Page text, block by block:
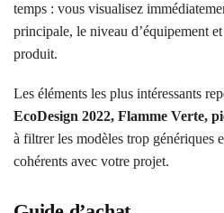
temps : vous visualisez
principale, le niveau d’équipement
produit.
Les éléments les plus intéressants
EcoDesign 2022, Flamme Verte,
à filtrer les modèles trop génériques
cohérents avec votre projet.